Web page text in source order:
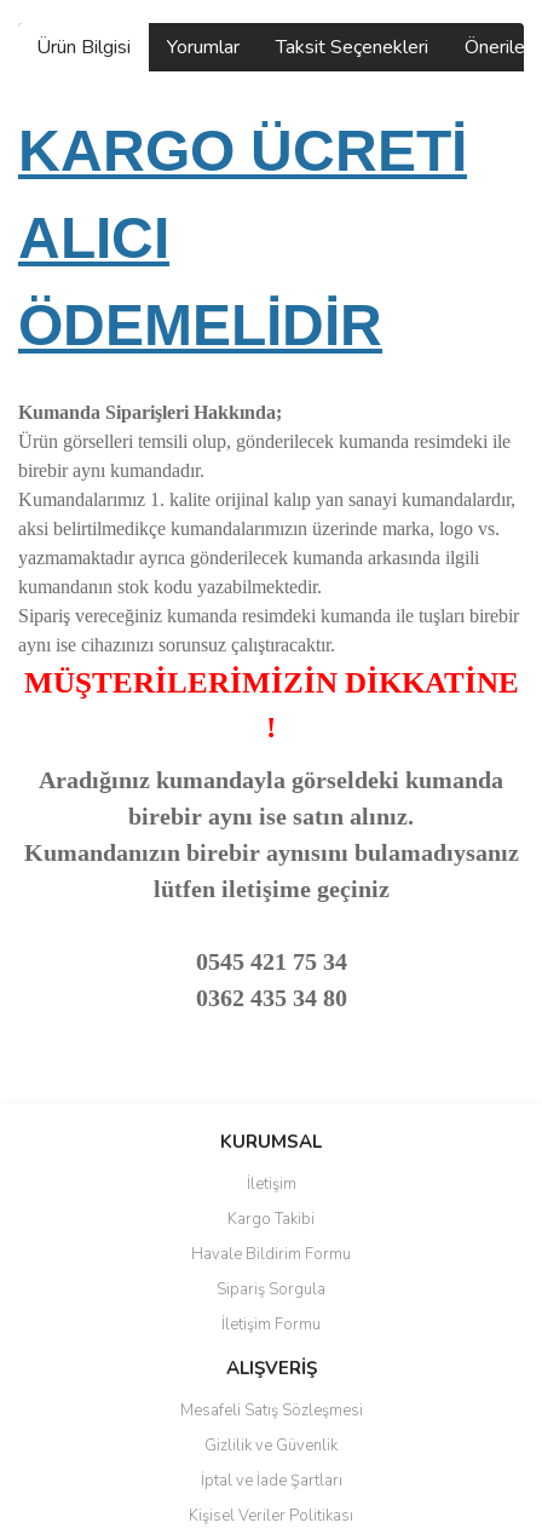
Ürün Bilgisi Yorumlar Taksit Seçenekleri
KARGO ÜCRETİ
ALICI
ÖDEMELİDİR
Kumanda Siparişleri Hakkında;
Ürün görselleri temsili olup, gönderilecek kumanda resimdeki ile
birebir aynı kumandadır.
Kumandalarımız 1. kalite orijinal kalıp yan sanayi kumandalardır,
aksi belirtilmedikçe kumandalarımızın üzerinde marka, logo vs.
yazmamaktadır ayrıca gönderilecek kumanda arkasında ilgili
kumandanın stok kodu yazabilmektedir.
Sipariş vereceğiniz kumanda resimdeki kumanda ile tuşları birebir
aynı ise cihazınızı sorunsuz çalıştıracaktır.
MÜŞTERİLERİMİZİN DİKKATİNE
!
Aradığınız kumandayla görseldeki kumanda
birebir aynı ise satın alınız.
Kumandanızın birebir aynısını bulamadıysanız
lütfen iletişime geçiniz
0545 421 75 34
0362 435 34 80
Bu ürüne ilk yorumu siz yapın!
Ürün resmi kalitesiz, bozuk veya görüntülenemiyor.
Ürün açıklamasında eksik bilgiler bulunuyor.
Ürün bilgilerinde hatalar bulunuyor.
Ürün fiyatı diğer sitelerden daha pahalı.
Bu ürüne benzer farklı alternatifler olmalı.
Gönder
KURUMSAL
İletişim
Kargo Takibi
Havale Bildirim Formu
Sipariş Sorgula
İletişim Formu
ALIŞVERİŞ
Mesafeli Satış Sözleşmesi
Gizlilik ve Güvenlik
İptal ve İade Şartları
Kişisel Veriler Politikası